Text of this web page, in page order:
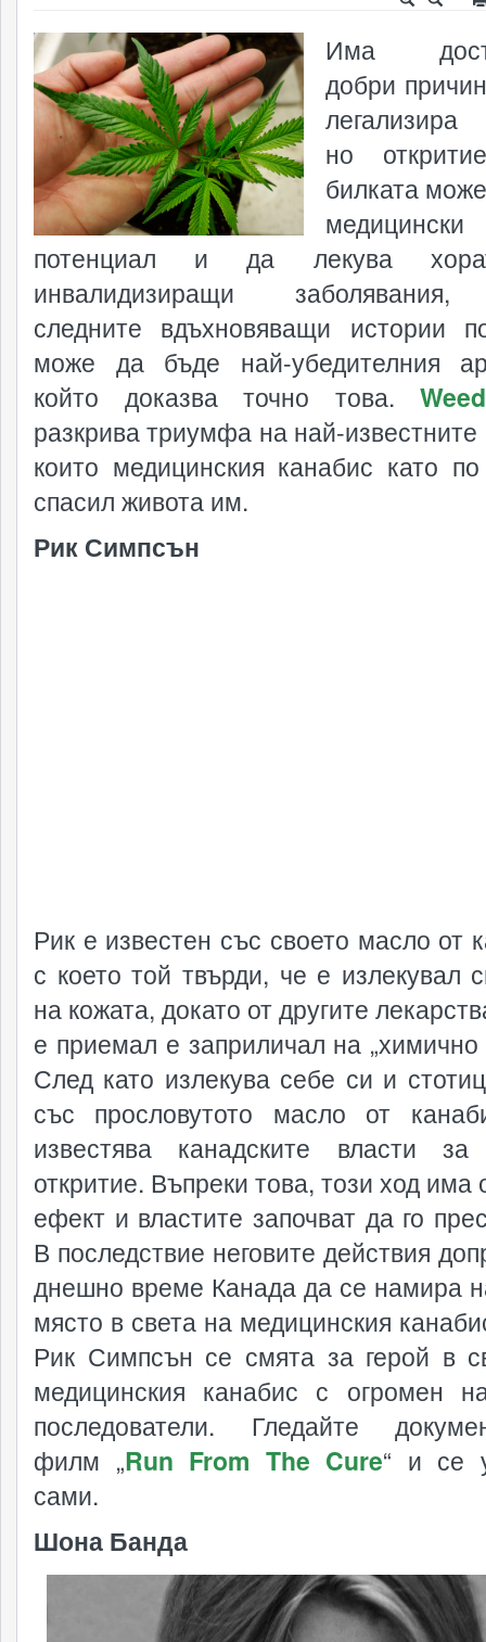
Има
добри
легализира
но
билката
медицински
потенциал и да лекува
инвалидизиращи
следните вдъхновяващи истории
може да бъде най-убедителния
който доказва точно това.
разкрива триумфа на най-известните
които медицинския канабис като
спасил живота им.
Рик Симпсън
Рик е известен със своето масло от
с което той твърди, че е излекувал
на кожата, докато от другите
е приемал е заприличал на „химично
След като излекува себе си и
със прословутото масло от
известява канадските власти за
откритие. Въпреки това, този ход има
ефект и властите започват да го
В последствие неговите действия
днешно време Канада да се намира
място в света на медицинския
Рик Симпсън се смята за герой в
медицинския канабис с огромен
последователи. Гледайте
филм „Run From The Cure“ и се
сами.
Шона Банда